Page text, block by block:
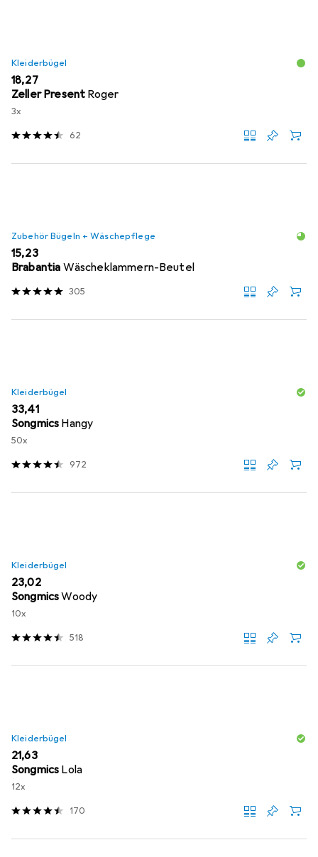
Kleiderbügel
EUR
18,27
Zeller Present Roger
3x
62
Zubehör Bügeln + Wäschepflege
EUR
15,23
Brabantia Wäscheklammern-Beutel
305
Kleiderbügel
EUR
33,41
Songmics Hangy
50x
972
Kleiderbügel
EUR
23,02
SongmicsWoody
10x
518
Kleiderbügel
EUR
21,63
Songmics Lola
12x
170